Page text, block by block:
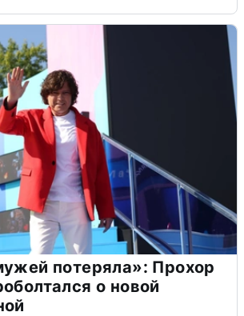
потеряла»: Прохор
о новой